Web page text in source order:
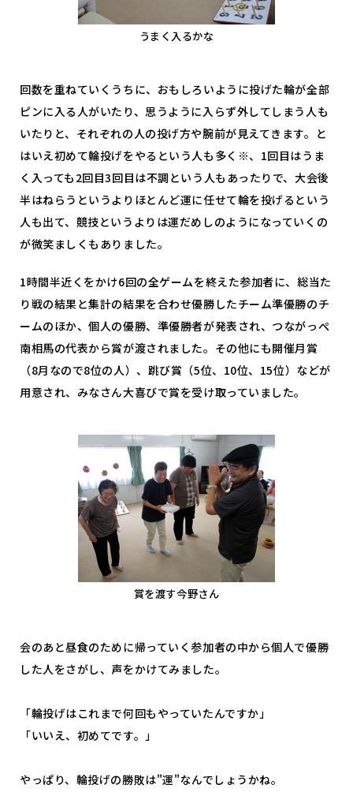
うまく入るかな
回数を重ねていくうちに、おもしろいように投げた輪が全部
ピンに入る人がいたり、思うように入らず外してしまう人も
いたりと、それぞれの人の投げ方や腕前が見えてきます。と
はいえ初めて輪投げをやるという人も多く※、1回目はうま
く入っても2回目3回目は不調という人もあったりで、大会後
半はねらうというよりほとんど運に任せて輪を投げるという
人も出て、競技というよりは運だめしのようになっていくの
が微笑ましくもありました。
1時間半近くをかけ6回の全ゲームを終えた参加者に、総当た
り戦の結果と集計の結果を合わせ優勝したチーム準優勝のチ
ームのほか、個人の優勝、準優勝者が発表され、つながっぺ
南相馬の代表から賞が渡されました。その他にも開催月賞
（8月なので8位の人）、跳び賞（5位、10位、15位）などが
用意され、みなさん大喜びで賞を受け取っていました。
賞を渡す今野さん
会のあと昼食のために帰っていく参加者の中から個人で優勝
した人をさがし、声をかけてみました。
「輪投げはこれまで何回もやっていたんですか」
「いいえ、初めてです。」
やっぱり、輪投げの勝敗は"運"なんでしょうかね。